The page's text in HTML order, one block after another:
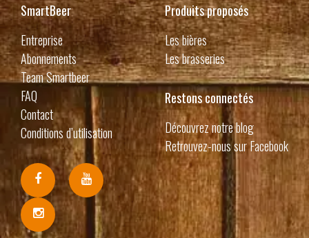
SmartBeer
Entreprise
Abonnements
Team Smartbeer
FAQ
Contact
Conditions d’utilisation
Produits proposés
Les bières
Les brasseries
Restons connectés
Découvrez notre blog
Retrouvez-nous sur Facebook